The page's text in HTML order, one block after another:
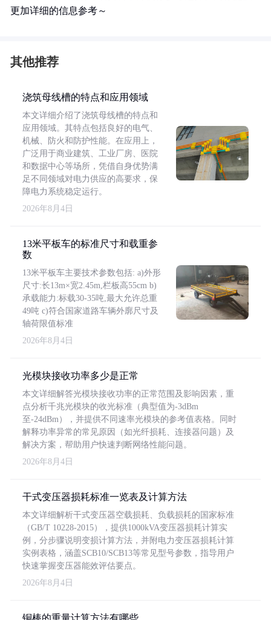
更加详细的信息参考～
其他推荐
浇筑母线槽的特点和应用领域
本文详细介绍了浇筑母线槽的特点和
应用领域。其特点包括良好的电气、
机械、防火和防护性能。在应用上，
广泛用于商业建筑、工业厂房、医院
和数据中心等场所，凭借自身优势满
足不同领域对电力供应的高要求，保
障电力系统稳定运行。
2026年8月4日
13米平板车的标准尺寸和载重参
数
13米平板车主要技术参数包括: a)外形
尺寸:长13m×宽2.45m,栏板高55cm b)
承载能力:标载30-35吨,最大允许总重
49吨 c)符合国家道路车辆外廓尺寸及
轴荷限值标准
2026年8月4日
光模块接收功率多少是正常
本文详细解答光模块接收功率的正常范围及影响因素，重
点分析千兆光模块的收光标准（典型值为-3dBm
至-24dBm），并提供不同速率光模块的参考值表格。同时
解释功率异常的常见原因（如光纤损耗、连接器问题）及
解决方案，帮助用户快速判断网络性能问题。
2026年8月4日
干式变压器损耗标准一览表及计算方法
本文详细解析干式变压器空载损耗、负载损耗的国家标准
（GB/T 10228-2015），提供1000kVA变压器损耗计算实
例，分步骤说明变损计算方法，并附电力变压器损耗计算
实例表格，涵盖SCB10/SCB13等常见型号参数，指导用户
快速掌握变压器能效评估要点。
2026年8月4日
铜棒的重量计算方法有哪些